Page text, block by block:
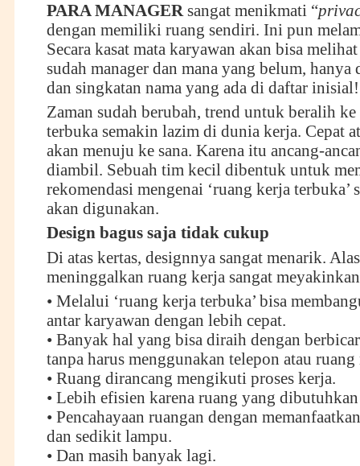
PARA MANAGERsangat menikmati “
dengan memiliki ruang sendiri. Ini pun
Secara kasat mata karyawan akan bisa
sudah manager dan mana yang belum, hanya
dan singkatan nama yang ada di daftar inisial!
Zaman sudah berubah, trend untuk beralih
terbuka semakin lazim di dunia kerja. Cepat
akan menuju ke sana. Karena itu ancang-
diambil. Sebuah tim kecil dibentuk untuk
rekomendasi mengenai ‘ruang kerja terbuka’
akan digunakan.
Design bagus saja tidak cukup
Di atas kertas, designnya sangat menarik.
meninggalkan ruang kerja sangat
• Melalui ‘ruang kerja terbuka’ bisa
antar karyawan dengan lebih cepat.
• Banyak hal yang bisa diraih dengan
tanpa harus menggunakan telepon atau
• Ruang dirancang mengikuti proses kerja.
• Lebih efisien karena ruang yang
• Pencahayaan ruangan dengan
dan sedikit lampu.
• Dan masih banyak lagi.